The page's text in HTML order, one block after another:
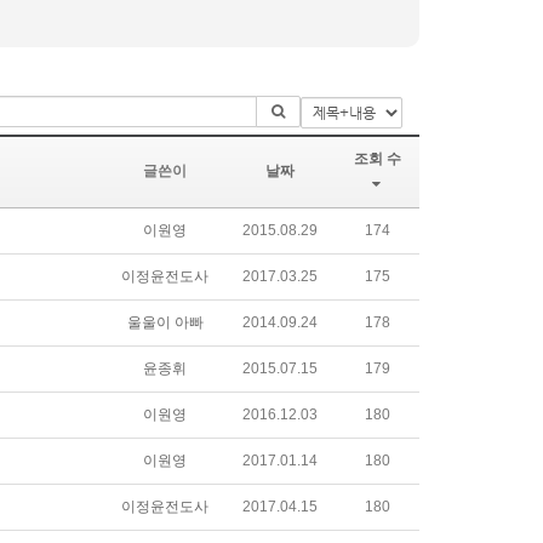
글쓴이 날짜
조회 수
이원영 2015.08.29 174
이정윤전도사 2017.03.25 175
울울이 아빠 2014.09.24 178
윤종휘 2015.07.15 179
이원영 2016.12.03 180
이원영 2017.01.14 180
이정윤전도사 2017.04.15 180